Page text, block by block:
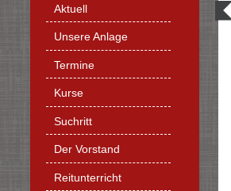
Aktuell
Unsere Anlage
Termine
Kurse
Suchritt
Der Vorstand
Reitunterricht